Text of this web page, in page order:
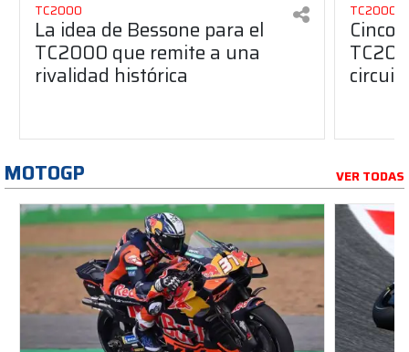
TC2000
La idea de Bessone para el
TC2000 que remite a una
rivalidad histórica
TC2000
Cinco
MOTOGP VER TODAS